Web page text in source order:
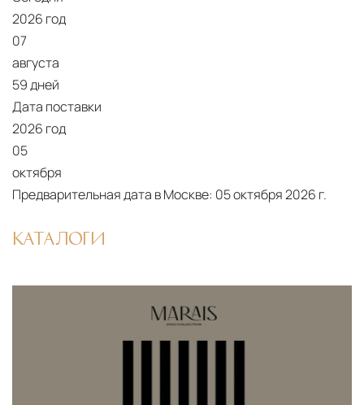
Подъём на этажи
использованием лифтов или монтажных
средств
указанное место
Вывоз упаковочного материала— полная
Гарантийная проверка
2026 год
07
августа
59 дней
Дата поставки
2026 год
05
октября
Предварительная дата в Москве: 05 октября 2026 г.
КАТАЛОГИ